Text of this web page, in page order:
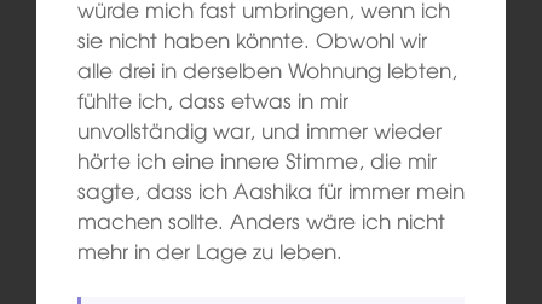
würde mich fast umbringen, wenn ich
sie nicht haben könnte. Obwohl wir
alle drei in derselben Wohnung lebten,
fühlte ich, dass etwas in mir
unvollständig war, und immer wieder
hörte ich eine innere Stimme, die mir
sagte, dass ich Aashika für immer mein
machen sollte. Anders wäre ich nicht
mehr in der Lage zu leben.